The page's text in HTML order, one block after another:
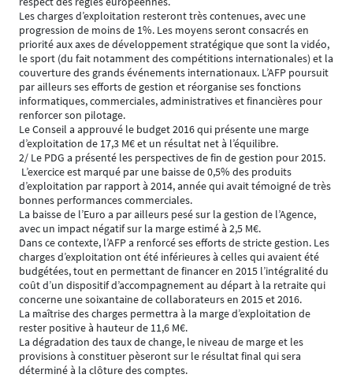
Les charges d’exploitation resteront très contenues, avec une
progression de moins de 1%. Les moyens seront consacrés en
priorité aux axes de développement stratégique que sont la vidéo,
le sport (du fait notamment des compétitions internationales) et la
couverture des grands événements internationaux. L’AFP poursuit
par ailleurs ses efforts de gestion et réorganise ses fonctions
informatiques, commerciales, administratives et financières pour
renforcer son pilotage.
Le Conseil a approuvé le budget 2016 qui présente une marge
d’exploitation de 17,3 M€ et un résultat net à l’équilibre.
2/ Le PDG a présenté les perspectives de fin de gestion pour 2015.
L’exercice est marqué par une baisse de 0,5% des produits
d’exploitation par rapport à 2014, année qui avait témoigné de très
bonnes performances commerciales.
La baisse de l’Euro a par ailleurs pesé sur la gestion de l’Agence,
avec un impact négatif sur la marge estimé à 2,5 M€.
Dans ce contexte, l’AFP a renforcé ses efforts de stricte gestion. Les
charges d’exploitation ont été inférieures à celles qui avaient été
budgétées, tout en permettant de financer en 2015 l’intégralité du
coût d’un dispositif d’accompagnement au départ à la retraite qui
concerne une soixantaine de collaborateurs en 2015 et 2016.
La maîtrise des charges permettra à la marge d’exploitation de
rester positive à hauteur de 11,6 M€.
La dégradation des taux de change, le niveau de marge et les
provisions à constituer pèseront sur le résultat final qui sera
déterminé à la clôture des comptes.